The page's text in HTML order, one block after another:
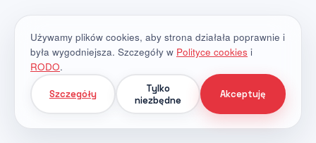
Używamy plików cookies, aby strona działała poprawnie i
była wygodniejsza. Szczegóły w Polityce cookies i
RODO.
Szczegóły
Tylko
niezbędne
Akceptuję